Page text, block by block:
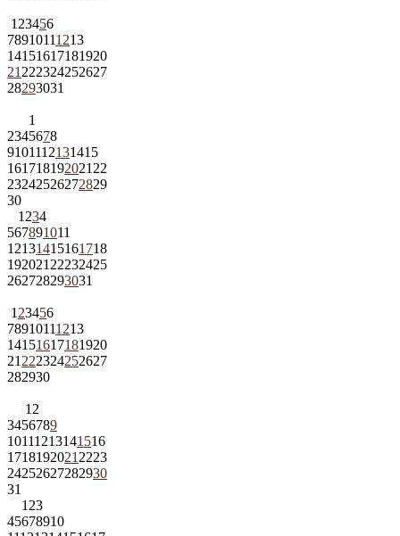
1 23456
78910111213
14151617181920
21 222324252627
28293031
1
2345678
9101112131415
161718192021 22
23242526272829
30
1 234
567891011
12131415161718
192021 22232425
262728293031
1 23456
78910111213
14151617181920
21 222324252627
282930
1 2
3456789
10111213141516
1718192021 2223
24252627282930
31
1 23
45678910